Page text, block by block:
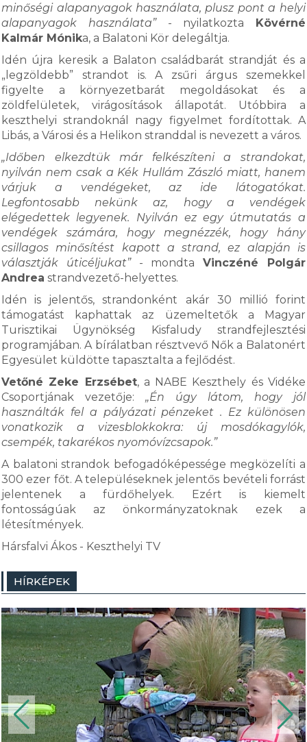
minőségi alapanyagok használata, plusz pont a helyi
alapanyagok használata”- nyilatkozta Kövérné
Kalmár Mónika, a Balatoni Kör delegáltja.
Idén újra keresik a Balaton családbarát strandját és a
„legzöldebb” strandot is. A zsűri árgus szemekkel
figyelte a környezetbarát megoldásokat és a
zöldfelületek, virágosítások állapotát. Utóbbira a
keszthelyi strandoknál nagy figyelmet fordítottak. A
Libás, a Városi és a Helikon stranddal is nevezett a város.
„Időben elkezdtük már felkészíteni a strandokat,
nyilván nem csak a Kék Hullám Zászló miatt, hanem
várjuk a vendégeket, az ide látogatókat.
Legfontosabb nekünk az, hogy a vendégek
elégedettek legyenek. Nyilván ez egy útmutatás a
vendégek számára, hogy megnézzék, hogy hány
csillagos minősítést kapott a strand, ez alapján is
választják úticéljukat”- mondtaVinczéné Polgár
Andrea strandvezető-helyettes.
Idén is jelentős, strandonként akár 30 millió forint
támogatást kaphattak az üzemeltetők a Magyar
Turisztikai Ügynökség Kisfaludy strandfejlesztési
programjában. A bírálatban résztvevő Nők a Balatonért
Egyesület küldötte tapasztalta a fejlődést.
Vetőné Zeke Erzsébet, a NABE Keszthely és Vidéke
Csoportjának vezetője:„Én úgy látom, hogy jól
használták fel a pályázati pénzeket . Ez különösen
vonatkozik a vizesblokkokra: új mosdókagylók,
csempék, takarékos nyomóvízcsapok.”
A balatoni strandok befogadóképessége megközelíti a
300 ezer főt. A településeknek jelentős bevételi forrást
jelentenek a fürdőhelyek. Ezért is kiemelt
fontosságúak az önkormányzatoknak ezek a
létesítmények.
Hársfalvi Ákos - Keszthelyi TV
HÍRKÉPEK